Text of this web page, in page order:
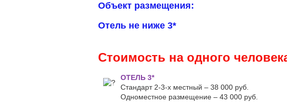
Объект размещения:
Отель не ниже 3*
Стоимость на одного
ОТЕЛЬ 3*
Стандарт 2-3-х местный – 38 000 руб.
Одноместное размещение – 43 000 руб.